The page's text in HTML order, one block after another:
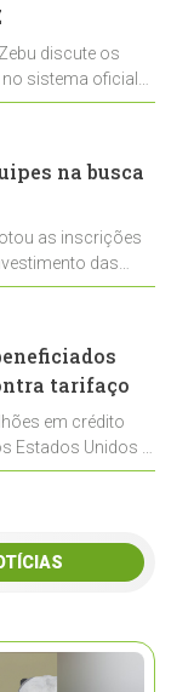
discute os
sistema oficial
na
na busca
as inscrições
das
Crioulos voltados
tarifaço
em crédito
Estados Unidos e